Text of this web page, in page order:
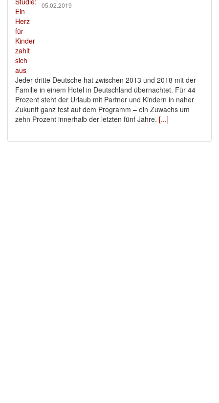
05.02.2019
Jeder dritte Deutsche hat zwischen 2013 und 2018 mit der
Familie in einem Hotel in Deutschland übernachtet. Für 44
Prozent steht der Urlaub mit Partner und Kindern in naher
Zukunft ganz fest auf dem Programm – ein Zuwachs um
zehn Prozent innerhalb der letzten fünf Jahre. [...]